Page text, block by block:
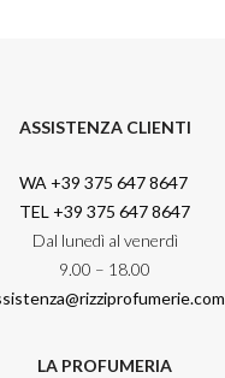
ASSISTENZA CLIENTI
WA +39 375 647 8647
TEL +39 375 647 8647
Dal lunedì al venerdì
9.00 – 18.00
LA PROFUMERIA